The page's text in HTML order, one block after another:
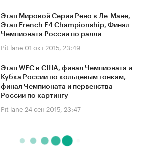
Этап Мировой Серии Рено в Ле-Мане,
Этап French F4 Championship, Финал
Чемпионата России по ралли
Pit lane 01 окт 2015, 23:49
Этап WEC в США, финал Чемпионата и
Кубка России по кольцевым гонкам,
финал Чемпионата и первенства
России по картингу
Pit lane 24 сен 2015, 23:47